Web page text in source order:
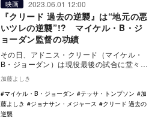
映画 2023.06.01 12:00
『クリード 過去の逆襲』は“地元の悪
いツレの逆襲”!? マイケル・B・ジ
ョーダン監督の功績
その日、アドニス・クリード（マイケル・
B・ジョーダン）は現役最後の試合に堂々た
る態度で臨んでいた。強敵を前に、果たし
て引退を花道…
加藤よしき
マイケル・B・ジョーダン
テッサ・トンプソン
加
藤よしき
ジョナサン・メジャース
クリード 過去の
逆襲